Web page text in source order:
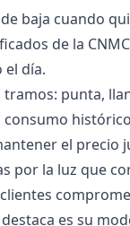
baja cuando
de la
el día.
punta,
el precio
por la luz que
es su